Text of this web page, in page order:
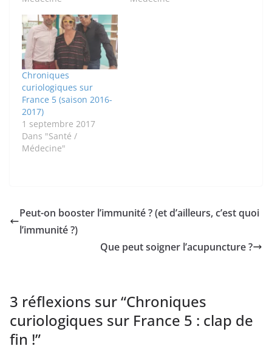
Chroniques
curiologiques sur
France 5 (saison 2016-
2017)
1 septembre 2017
Dans "Santé /
Médecine"
Peut-on booster l’immunité ? (et d’ailleurs, c’est quoi
l’immunité ?)
Que peut soigner l’acupuncture ?
3 réflexions sur “Chroniques
curiologiques sur France 5 : clap de
fin !”